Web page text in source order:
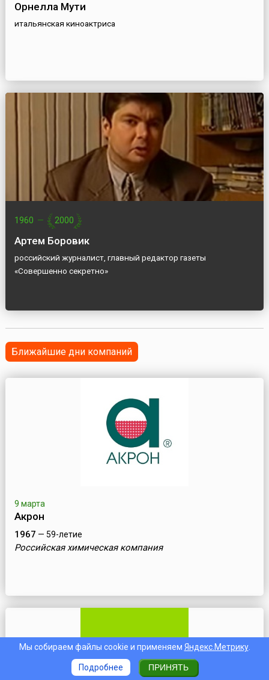
Орнелла Мути
итальянская киноактриса
1960 — 2000
Артем Боровик
российский журналист, главный редактор газеты
«Совершенно секретно»
Ближайшие дни компаний
9 марта
Акрон
1967 — 59-летие
Российская химическая компания
Мы собираем файлы cookie и применяем Яндекс.Метрику.
Подробнее ПРИНЯТЬ